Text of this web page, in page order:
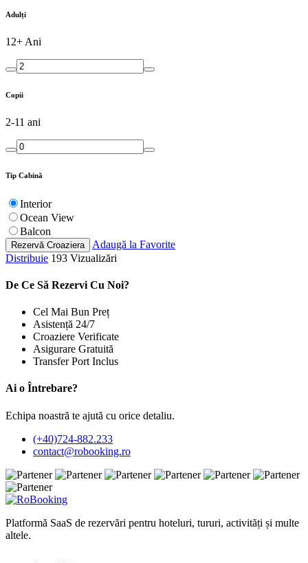
Adulți
12+ Ani
Copii
2-11 ani
Tip Cabină
Interior
Ocean View
Balcon
Rezervă Croaziera
Adaugă la Favorite
Distribuie 193 Vizualizări
De Ce Să Rezervi Cu Noi?
Cel Mai Bun Preț
Asistență 24/7
Croaziere Verificate
Asigurare Gratuită
Transfer Port Inclus
Ai o Întrebare?
Echipa noastră te ajută cu orice detaliu.
(+40)724-882.233
contact@robooking.ro
Platformă SaaS de rezervări pentru hoteluri, tururi, activități și multe
altele.